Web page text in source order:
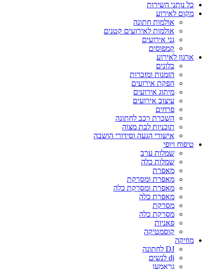
כל נותני השירות
מקום לאירוע
אולמות חתונה
אולמות לאירועים קטנים
גני אירועים
קמפוסים
ארגון לאירוע
בלונים
הזמנות ומזכרות
הפקת אירועים
מיתוג אירועים
עיצוב אירועים
פרחים
השכרת רכב לחתונה
תוכניות לבת מצוה
אישורי הגעה וסידורי הושבה
טיפוח ויופי
שמלות ערב
שמלות כלה
מאפרת
מאפרת ומסרקת
מאפרת ומסרקת כלה
מאפרת כלה
מסרקת
מסרקת כלה
פאניות
קוסמטיקה
מוזיקה
DJ לחתונה
dj לנשים
גראמען